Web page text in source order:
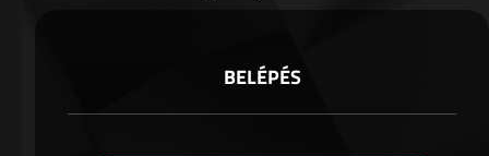
BELÉPÉS